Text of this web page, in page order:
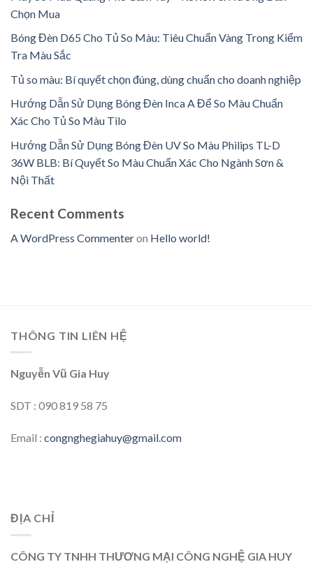
Chọn Mua
Bóng Đèn D65 Cho Tủ So Màu: Tiêu Chuẩn Vàng Trong Kiểm
Tra Màu Sắc
Tủ so màu: Bí quyết chọn đúng, dùng chuẩn cho doanh nghiệp
Hướng Dẫn Sử Dụng Bóng Đèn Inca A Để So Màu Chuẩn
Xác Cho Tủ So Màu Tilo
Hướng Dẫn Sử Dụng Bóng Đèn UV So Màu Philips TL-D
36W BLB: Bí Quyết So Màu Chuẩn Xác Cho Ngành Sơn &
Nội Thất
Recent Comments
A WordPress Commenteron Hello world!
THÔNG TIN LIÊN HỆ
Nguyễn Vũ Gia Huy
SDT : 090 819 58 75
Email : congnghegiahuy@gmail.com
ĐỊA CHỈ
CÔNG TY TNHH THƯƠNG MẠI CÔNG NGHỆ GIA HUY